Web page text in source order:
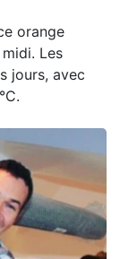
orange
Les
jours, avec